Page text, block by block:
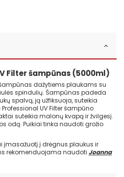
Filter šampūnas (5000ml)
dažytiems plaukams su
spindulių. Šampūnas padeda
spalvą, ją užfiksuoja, suteikia
UV Filter šampūno
suteikia malonų kvapą ir žvilgesį.
odą. Puikiai tinka naudoti grožio
įmasažuotį į drėgnus plaukus ir
rekomenduojama naudoti Joanna